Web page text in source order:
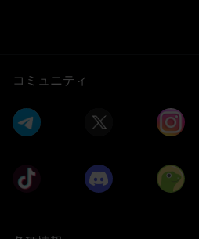
コミュニティ